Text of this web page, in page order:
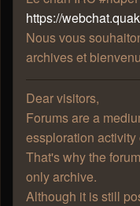
https://
Nous vous
archives et
Dear visitors,
Forums are a
essploration
That's why the
only archive.
Although it is still
sur wotlk non ? Les
suppose . J'aurais
le bidouillage et
(je te demanderais
expliquais bien à
Mais bon , avant ça,
envie d'y participer.